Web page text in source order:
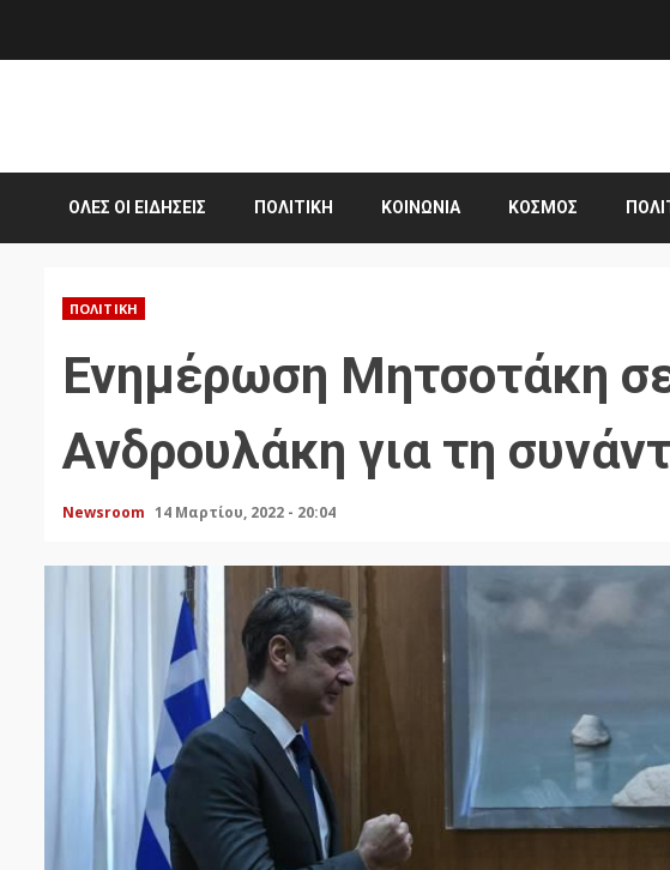
ΌΛΕΣ ΟΙ ΕΙΔΉΣΕΙΣ ΠΟΛΙΤΙΚΉ ΚΟΙΝΩΝΊΑ ΚΌΣΜΟΣ
ΠΟΛΙΤΙΚΉ
Ενημέρωση Μητσοτάκη
Ανδρουλάκη για τη
Newsroom 14 Μαρτίου, 2022 - 20:04